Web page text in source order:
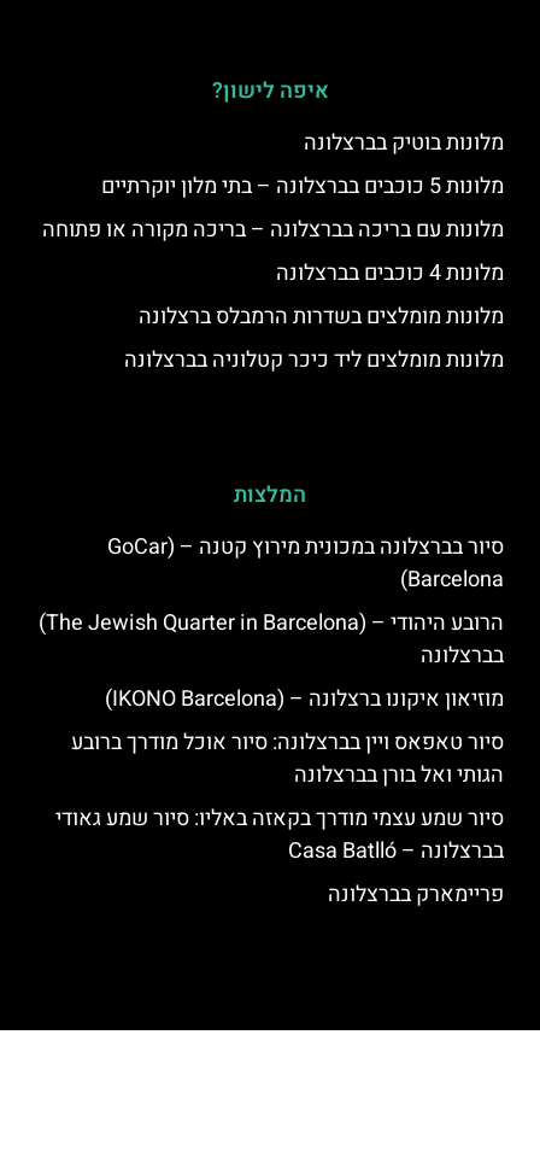
איפה לישון?
מלונות בוטיק בברצלונה
מלונות 5 כוכבים בברצלונה – בתי מלון יוקרתיים
מלונות עם בריכה בברצלונה – בריכה מקורה או פתוחה
מלונות 4 כוכבים בברצלונה
מלונות מומלצים בשדרות הרמבלס ברצלונה
מלונות מומלצים ליד כיכר קטלוניה בברצלונה
המלצות
סיור בברצלונה במכונית מירוץ קטנה – (GoCar
Barcelona)
הרובע היהודי – (The Jewish Quarter in Barcelona)
בברצלונה
מוזיאון איקונו ברצלונה – (IKONO Barcelona)
סיור טאפאס ויין בברצלונה: סיור אוכל מודרך ברובע
הגותי ואל בורן בברצלונה
סיור שמע עצמי מודרך בקאזה באליו: סיור שמע גאודי
בברצלונה – Casa Batlló
פריימארק בברצלונה